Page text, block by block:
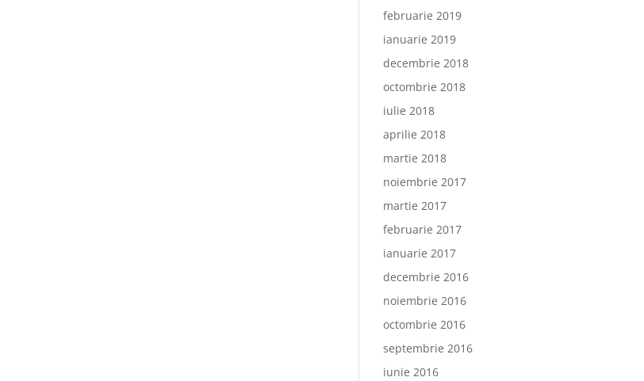
februarie 2019
ianuarie 2019
decembrie 2018
octombrie 2018
iulie 2018
aprilie 2018
martie 2018
noiembrie 2017
martie 2017
februarie 2017
ianuarie 2017
decembrie 2016
noiembrie 2016
octombrie 2016
septembrie 2016
iunie 2016